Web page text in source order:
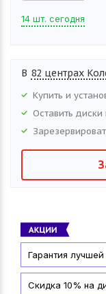
14 шт. сегодня
В 82 центрах
Купить и
Оставить диски
Гарантия лучшей
Скидка 10% на